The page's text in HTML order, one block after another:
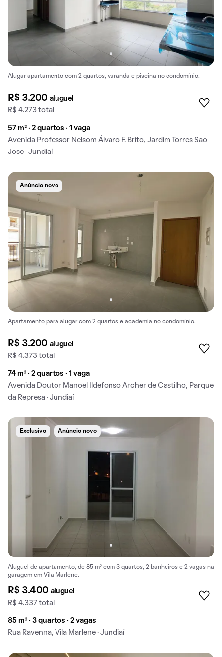
Alugar apartamento com 2 quartos, varanda e piscina no condomínio.
R$ 3.200 aluguel
R$ 4.273 total
57 m² · 2 quartos · 1 vaga
Avenida Professor Nelsom Álvaro F. Brito, Jardim Torres Sao
Jose · Jundiaí
Anúncio novo
Apartamento para alugar com 2 quartos e academia no condomínio.
R$ 3.200 aluguel
R$ 4.373 total
74 m² · 2 quartos · 1 vaga
Avenida Doutor Manoel Ildefonso Archer de Castilho, Parque
da Represa · Jundiaí
Exclusivo Anúncio novo
Aluguel de apartamento, de 85 m² com 3 quartos, 2 banheiros e 2 vagas na
garagem em Vila Marlene.
R$ 3.400 aluguel
R$ 4.337 total
85 m² · 3 quartos · 2 vagas
Rua Ravenna, Vila Marlene · Jundiaí